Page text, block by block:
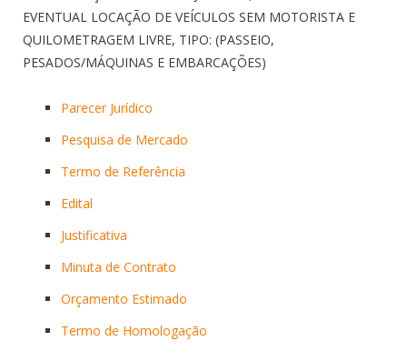
EVENTUAL LOCAÇÃO DE VEÍCULOS SEM MOTORISTA E
QUILOMETRAGEM LIVRE, TIPO: (PASSEIO,
PESADOS/MÁQUINAS E EMBARCAÇÕES)
Parecer Jurídico
Pesquisa de Mercado
Termo de Referência
Edital
Justificativa
Minuta de Contrato
Orçamento Estimado
Termo de Homologação